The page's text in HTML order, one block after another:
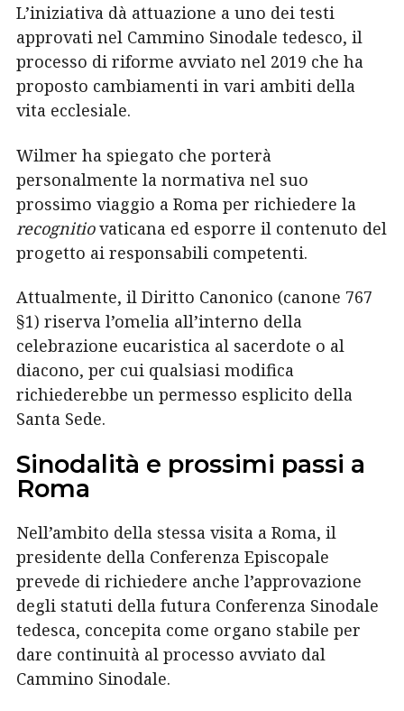
L’iniziativa dà attuazione a uno dei testi
approvati nel Cammino Sinodale tedesco, il
processo di riforme avviato nel 2019 che ha
proposto cambiamenti in vari ambiti della
vita ecclesiale.
Wilmer ha spiegato che porterà
personalmente la normativa nel suo
prossimo viaggio a Roma per richiedere la
recognitiovaticana ed esporre il contenuto del
progetto ai responsabili competenti.
Attualmente, il Diritto Canonico (canone 767
§1) riserva l’omelia all’interno della
celebrazione eucaristica al sacerdote o al
diacono, per cui qualsiasi modifica
richiederebbe un permesso esplicito della
Santa Sede.
Sinodalità e prossimi passi a
Roma
Nell’ambito della stessa visita a Roma, il
presidente della Conferenza Episcopale
prevede di richiedere anche l’approvazione
degli statuti della futura Conferenza Sinodale
tedesca, concepita come organo stabile per
dare continuità al processo avviato dal
Cammino Sinodale.